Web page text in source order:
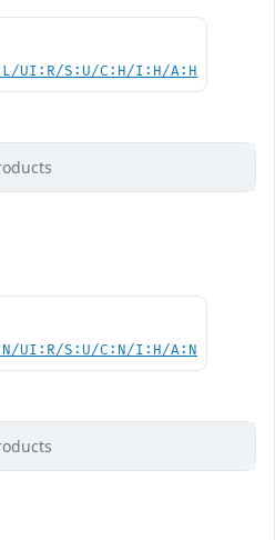
UI:R/S:U/C:H/I:H/A:H
UI:R/S:U/C:N/I:H/A:N